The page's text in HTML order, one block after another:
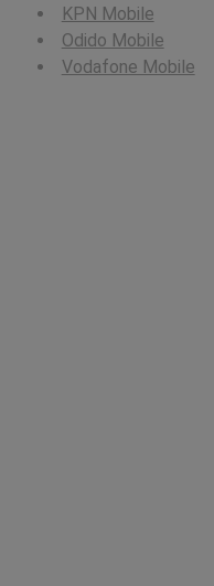
KPN Mobile
Odido Mobile
Vodafone Mobile